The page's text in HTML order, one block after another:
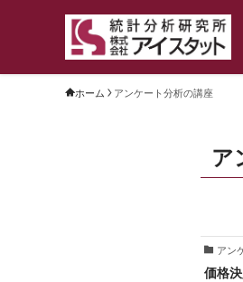
ホーム アンケート分析の講座
ア
アン
価格